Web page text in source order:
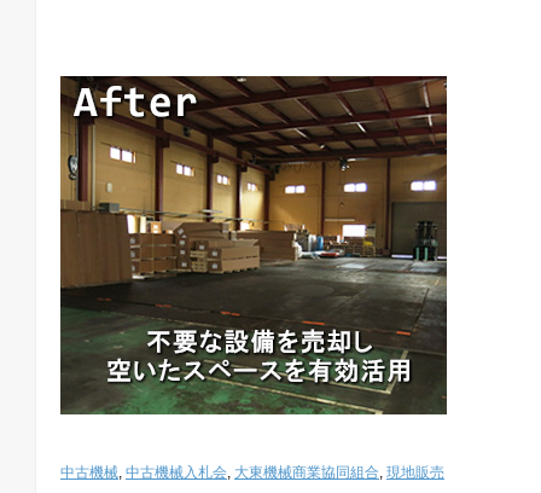
中古機械, 中古機械入札会, 大東機械商業協同組合, 現地販売